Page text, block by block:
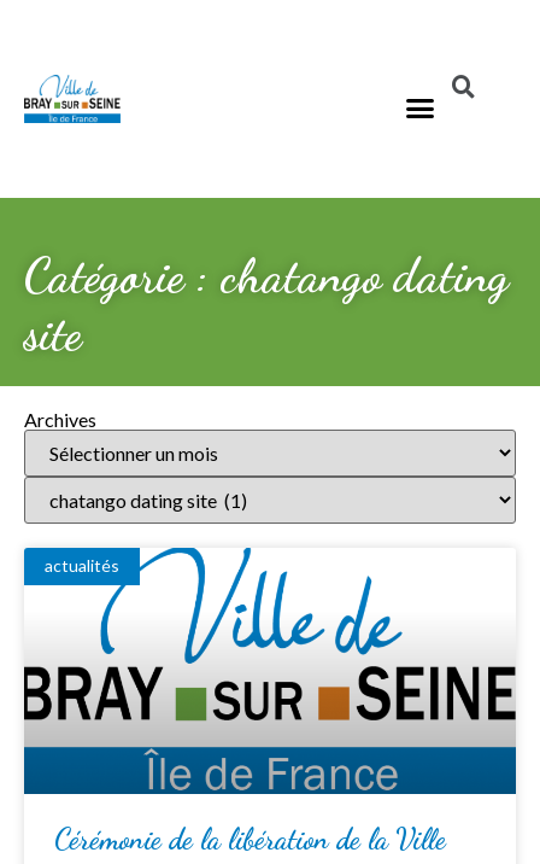
Catégorie : chatango dating
site
Archives
actualités
Cérémonie de la libération de la Ville